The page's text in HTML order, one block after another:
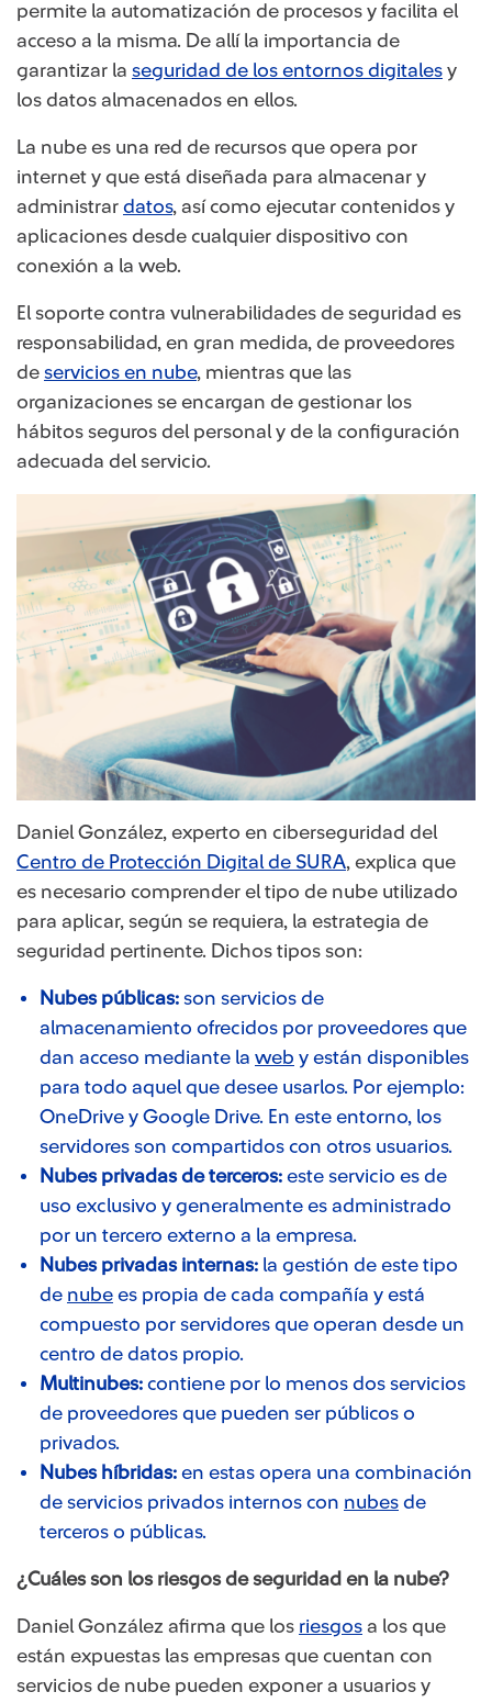
permite la automatización de procesos y facilita el
acceso a la misma. De allí la importancia de
garantizar la seguridad de los entornos digitales y
los datos almacenados en ellos.
La nube es una red de recursos que opera por
internet y que está diseñada para almacenar y
administrar datos, así como ejecutar contenidos y
aplicaciones desde cualquier dispositivo con
conexión a la web.
El soporte contra vulnerabilidades de seguridad es
responsabilidad, en gran medida, de proveedores
de servicios en nube, mientras que las
organizaciones se encargan de gestionar los
hábitos seguros del personal y de la configuración
adecuada del servicio.
Daniel González, experto en ciberseguridad del
Centro de Protección Digital de SURA, explica que
es necesario comprender el tipo de nube utilizado
para aplicar, según se requiera, la estrategia de
seguridad pertinente. Dichos tipos son:
Nubes públicas: son servicios de
almacenamiento ofrecidos por proveedores que
dan acceso mediante la web y están disponibles
para todo aquel que desee usarlos. Por ejemplo:
OneDrive y Google Drive. En este entorno, los
servidores son compartidos con otros usuarios.
Nubes privadas de terceros: este servicio es de
uso exclusivo y generalmente es administrado
por un tercero externo a la empresa.
Nubes privadas internas: la gestión de este tipo
de nube es propia de cada compañía y está
compuesto por servidores que operan desde un
centro de datos propio.
Multinubes: contiene por lo menos dos servicios
de proveedores que pueden ser públicos o
privados.
Nubes híbridas: en estas opera una combinación
de servicios privados internos con nubes de
terceros o públicas.
¿Cuáles son los riesgos de seguridad en la nube?
Daniel González afirma que los riesgos a los que
están expuestas las empresas que cuentan con
servicios de nube pueden exponer a usuarios y